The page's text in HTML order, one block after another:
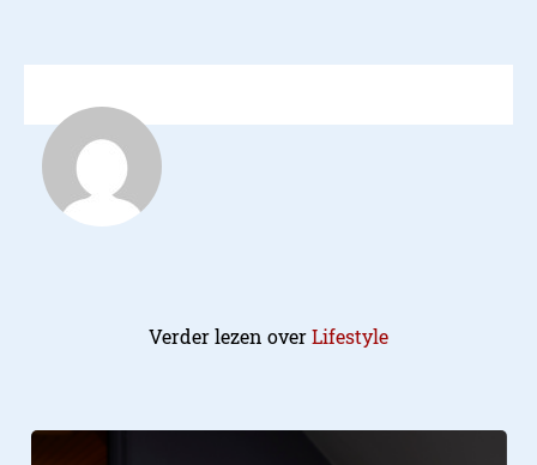
Verder lezen overLifestyle